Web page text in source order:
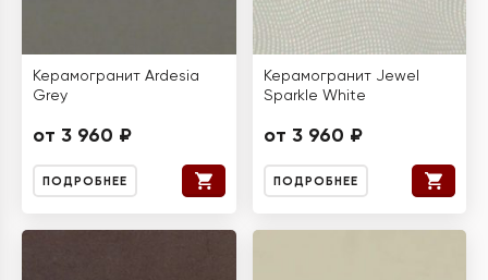
Керамогранит Ardesia
Grey
от 3 960 ₽
ПОДРОБНЕЕ
Керамогранит Jewel
Sparkle White
от 3 960 ₽
ПОДРОБНЕЕ